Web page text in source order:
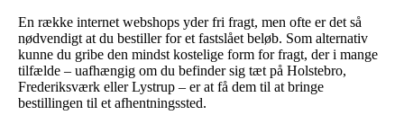
En række internet webshops yder fri fragt, men ofte er det så
nødvendigt at du bestiller for et fastslået beløb. Som alternativ
kunne du gribe den mindst kostelige form for fragt, der i mange
tilfælde – uafhængig om du befinder sig tæt på Holstebro,
Frederiksværk eller Lystrup – er at få dem til at bringe
bestillingen til et afhentningssted.